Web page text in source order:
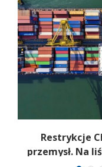
Restrykcje
przemysł. Na